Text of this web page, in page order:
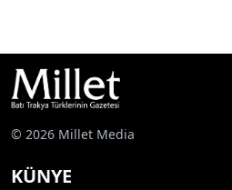
© 2026 Millet Media
KÜNYE